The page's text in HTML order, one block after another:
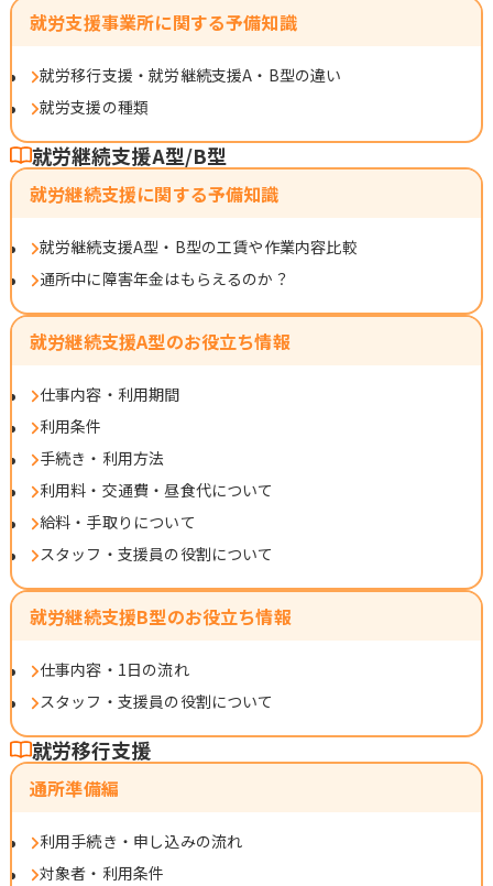
就労支援事業所に関する予備知識
就労移行支援・就労継続支援A・B型の違い
就労支援の種類
就労継続支援A型/B型
就労継続支援に関する予備知識
就労継続支援A型・B型の工賃や作業内容比較
通所中に障害年金はもらえるのか？
就労継続支援A型のお役立ち情報
仕事内容・利用期間
利用条件
手続き・利用方法
利用料・交通費・昼食代について
給料・手取りについて
スタッフ・支援員の役割について
就労継続支援B型のお役立ち情報
仕事内容・1日の流れ
スタッフ・支援員の役割について
就労移行支援
通所準備編
利用手続き・申し込みの流れ
対象者・利用条件